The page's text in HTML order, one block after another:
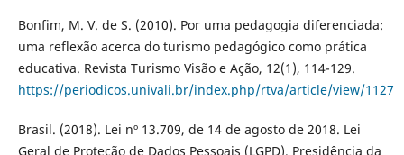
Bonfim, M. V. de S. (2010). Por uma pedagogia diferenciada:
uma reflexão acerca do turismo pedagógico como prática
educativa. Revista Turismo Visão e Ação, 12(1), 114-129.
https://periodicos.univali.br/index.php/rtva/article/view/1127
Brasil. (2018). Lei nº 13.709, de 14 de agosto de 2018. Lei
Geral de Proteção de Dados Pessoais (LGPD). Presidência da